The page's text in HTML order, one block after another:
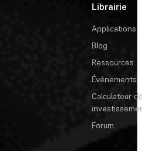
Librairie
Applications
Blog
Ressources
Événements
Calculateur
Forum